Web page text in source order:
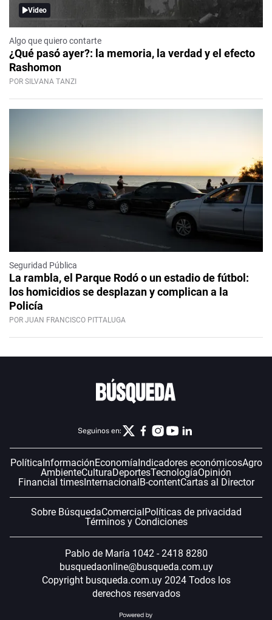
Video
Algo que quiero contarte
¿Qué pasó ayer?: la memoria, la verdad y el efecto
Rashomon
POR SILVANA TANZI
Seguridad Pública
La rambla, el Parque Rodó o un estadio de fútbol:
los homicidios se desplazan y complican a la
Policía
POR JUAN FRANCISCO PITTALUGA
Seguinos en:
PolíticaInformaciónEconomíaIndicadores económicosAgro
AmbienteCulturaDeportesTecnologíaOpinión
Financial timesInternacionalB-contentCartas al Director
Sobre BúsquedaComercialPolíticas de privacidad
Términos y Condiciones
Pablo de María 1042 - 2418 8280
busquedaonline@busqueda.com.uy
Copyright busqueda.com.uy 2024 Todos los
derechos reservados